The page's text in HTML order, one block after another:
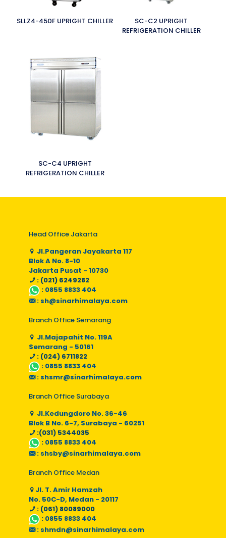
SLLZ4-450F UPRIGHT CHILLER
SC-C2 UPRIGHT
REFRIGERATION CHILLER
SC-C4 UPRIGHT
REFRIGERATION CHILLER
Head Office Jakarta
Jl.Pangeran Jayakarta 117
Blok A No. 8-10
Jakarta Pusat - 10730
: (021) 6249282
: 0855 8833 404
: sh@sinarhimalaya.com
Branch Office Semarang
Jl.Majapahit No. 119A
Semarang - 50161
: (024) 6711822
: 0855 8833 404
: shsmr@sinarhimalaya.com
Branch Office Surabaya
Jl.Kedungdoro No. 36-46
Blok B No. 6-7, Surabaya - 60251
:(031) 5344035
: 0855 8833 404
: shsby@sinarhimalaya.com
Branch Office Medan
Jl. T. Amir Hamzah
No. 50C-D, Medan - 20117
: (061) 80089000
: 0855 8833 404
: shmdn@sinarhimalaya.com